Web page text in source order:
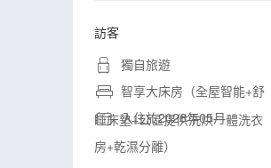
訪客
獨自旅遊
智享大床房（全屋智能+舒
睡床墊+公區提供洗烘一體洗衣
房+乾濕分離）
入住於2026年05月